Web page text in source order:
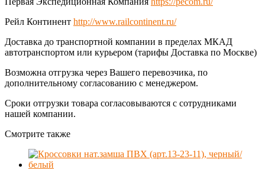
Рейл Континент http://www.railcontinent.ru/
Доставка до транспортной компании в пределах МКАД
автотранспортом или курьером (тарифы Доставка по Москве)
Возможна отгрузка через Вашего перевозчика, по
дополнительному согласованию с менеджером.
Сроки отгрузки товара согласовываются с сотрудниками
нашей компании.
Смотрите также